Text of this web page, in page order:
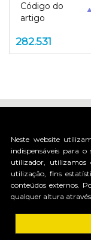
Código do
artigo
282.531
Via
Neste website
indispensáveis para
utilizador, utilizamos
utilização, fins
conteúdos externos.
qualquer altura através